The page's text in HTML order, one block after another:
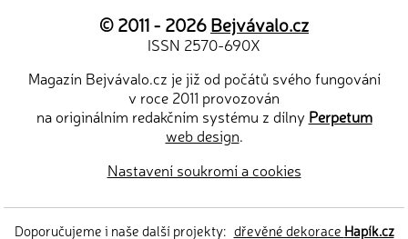
© 2011 - 2026Bejvávalo.cz
ISSN 2570-690X
Magazín Bejvávalo.cz je již od počátů svého fungování
v roce 2011 provozován
na originálním redakčním systému z dílny Perpetum
web design.
Nastavení soukromí a cookies
Doporučujeme i naše další projekty: dřevěné dekorace Hapík.cz